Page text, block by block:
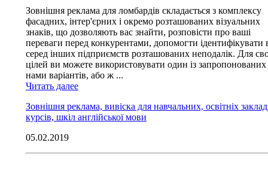
Зовнішня реклама для ломбардів складається з комплексу
фасадних, інтер'єрних і окремо розташованих візуальних
знаків, що дозволяють вас знайти, розповісти про ваші
переваги перед конкурентами, допомогти ідентифікувати
серед інших підприємств розташованих неподалік. Для
цілей ви можете використовувати один із запропонованих
нами варіантів, або ж ...
Читать далее
Зовнішня реклама, вивіска для навчальних, освітніх
курсів, шкіл англійської мови
05.02.2019